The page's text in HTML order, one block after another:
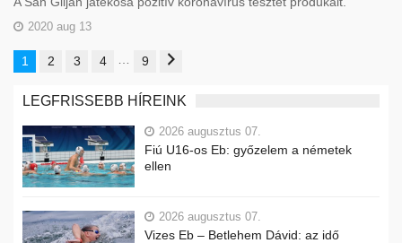
2020 aug 13
1 2 3 4 9
LEGFRISSEBB HÍREINK
2026 augusztus 07.
Fiú U16-os Eb: győzelem a németek
ellen
2026 augusztus 07.
Vizes Eb – Betlehem Dávid: az idő